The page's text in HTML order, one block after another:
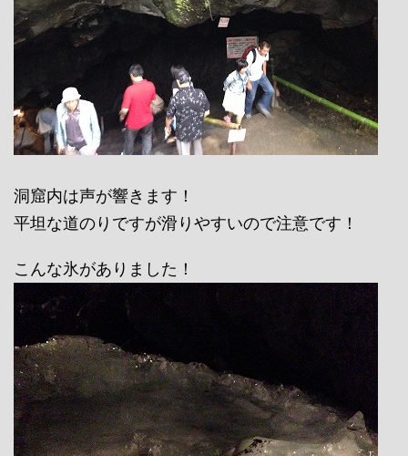
洞窟内は声が響きます！
平坦な道のりですが滑りやすいので注意です！
こんな氷がありました！